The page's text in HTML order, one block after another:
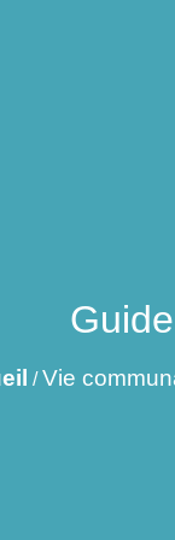
/Vie